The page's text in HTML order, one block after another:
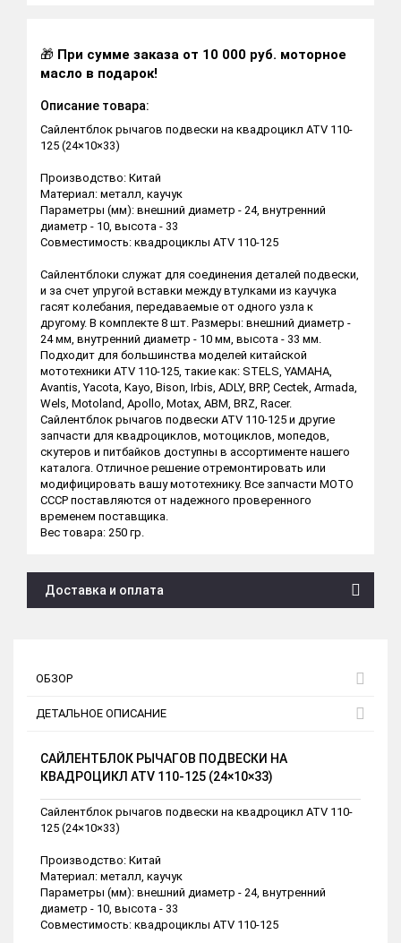
🎁 При сумме заказа от 10 000 руб. моторное
масло в подарок!
Описание товара:
Сайлентблок рычагов подвески на квадроцикл ATV 110-
125 (24×10×33)
Производство: Китай
Материал: металл, каучук
Параметры (мм): внешний диаметр - 24, внутренний
диаметр - 10, высота - 33
Совместимость: квадроциклы ATV 110-125
Сайлентблоки служат для соединения деталей подвески,
и за счет упругой вставки между втулками из каучука
гасят колебания, передаваемые от одного узла к
другому. В комплекте 8 шт. Размеры: внешний диаметр -
24 мм, внутренний диаметр - 10 мм, высота - 33 мм.
Подходит для большинства моделей китайской
мототехники ATV 110-125, такие как: STELS, YAMAHA,
Avantis, Yacota, Kayo, Bison, Irbis, ADLY, BRP, Cectek, Armada,
Wels, Motoland, Apollo, Motax, ABM, BRZ, Racer.
Сайлентблок рычагов подвески ATV 110-125 и другие
запчасти для квадроциклов, мотоциклов, мопедов,
скутеров и питбайков доступны в ассортименте нашего
каталога. Отличное решение отремонтировать или
модифицировать вашу мототехнику. Все запчасти МОТО
СССР поставляются от надежного проверенного
временем поставщика.
Вес товара: 250 гр.
Доставка и оплата
ОБЗОР
ДЕТАЛЬНОЕ ОПИСАНИЕ
САЙЛЕНТБЛОК РЫЧАГОВ ПОДВЕСКИ НА
КВАДРОЦИКЛ ATV 110-125 (24×10×33)
Сайлентблок рычагов подвески на квадроцикл ATV 110-
125 (24×10×33)
Производство: Китай
Материал: металл, каучук
Параметры (мм): внешний диаметр - 24, внутренний
диаметр - 10, высота - 33
Совместимость: квадроциклы ATV 110-125